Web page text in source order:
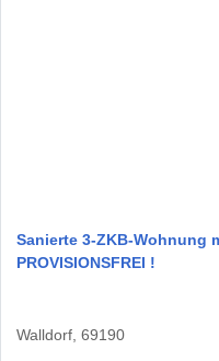
Sanierte 3-ZKB-Wohnung
PROVISIONSFREI !
Walldorf, 69190